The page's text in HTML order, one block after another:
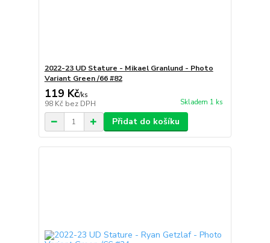
2022-23 UD Stature - Mikael Granlund - Photo
Variant Green /66 #82
119 Kč/ks
98 Kč bez DPH Skladem 1 ks
Přidat do košíku